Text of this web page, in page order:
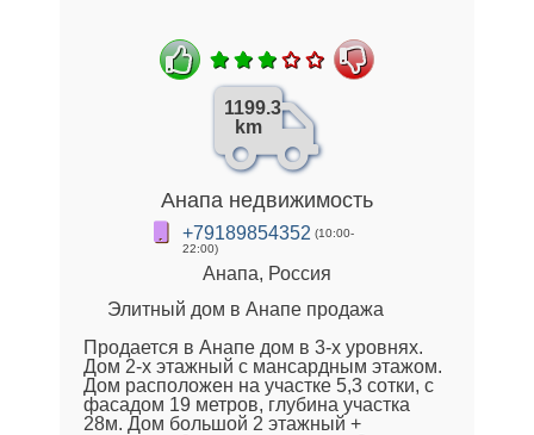
1199.3
km
Анапа недвижимость
+79189854352 (10:00-
22:00)
Анапа, Россия
Элитный дом в Анапе продажа
Продается в Анапе дом в 3-х уровнях.
Дом 2-х этажный с мансардным этажом.
Дом расположен на участке 5,3 сотки, с
фасадом 19 метров, глубина участка
28м. Дом большой 2 этажный +